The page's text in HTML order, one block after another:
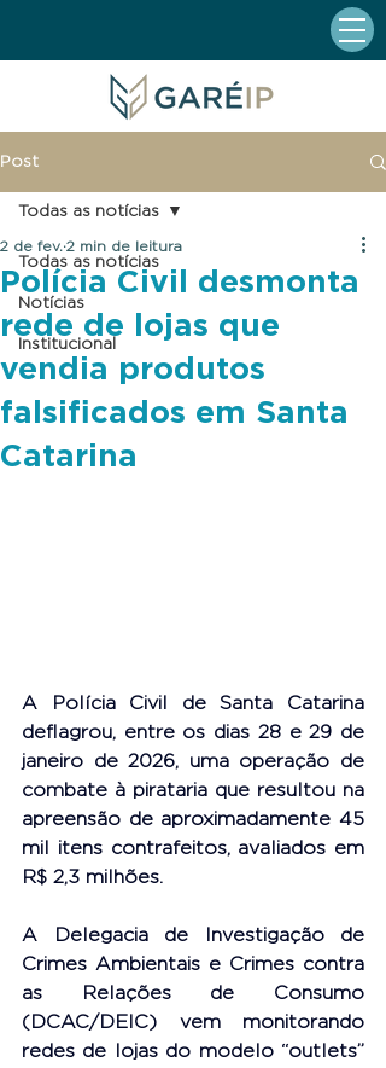
Post
Todas as notícias
Notícias
Institucional
Todas as notícias
Polícia Civil desmonta
rede de lojas que
vendia produtos
falsificados em Santa
Catarina
2 de fev. 2 min de leitura
A Polícia Civil de Santa Catarina
deflagrou, entre os dias 28 e 29 de
janeiro de 2026, uma operação de
combate à pirataria que resultou na
apreensão de aproximadamente 45
mil itens contrafeitos, avaliados em
R$ 2,3 milhões.
A Delegacia de Investigação de
Crimes Ambientais e Crimes contra
as Relações de Consumo
(DCAC/DEIC) vem monitorando
redes de lojas do modelo “outlets”